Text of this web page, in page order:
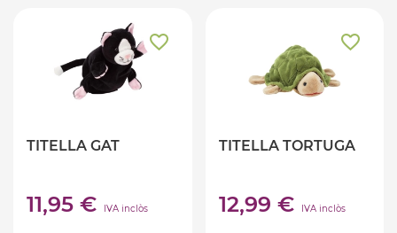
TITELLA GAT
11,95 € IVA inclòs
TITELLA TORTUGA
12,99 € IVA inclòs